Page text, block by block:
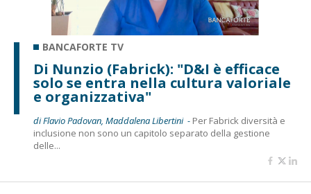
BANCAFORTE TV
Di Nunzio (Fabrick): "D&I è efficace
solo se entra nella cultura valoriale
e organizzativa"
di Flavio Padovan, Maddalena Libertini - Per Fabrick diversità e
inclusione non sono un capitolo separato della gestione
delle...